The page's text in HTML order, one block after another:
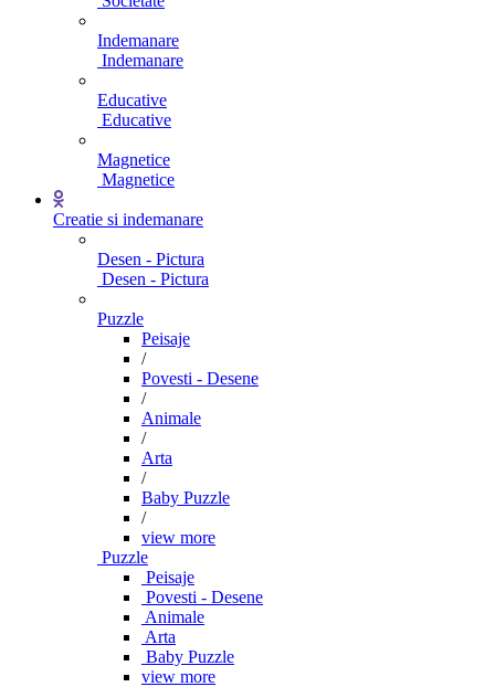
Indemanare
Indemanare
Educative
Educative
Magnetice
Magnetice
Creatie si indemanare
Desen - Pictura
Desen - Pictura
Puzzle
Peisaje
/
Povesti - Desene
/
Animale
/
Arta
/
Baby Puzzle
/
view more
Puzzle
Peisaje
Povesti - Desene
Animale
Arta
Baby Puzzle
view more